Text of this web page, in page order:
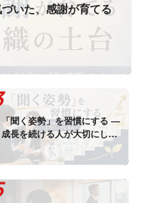
いた、感謝が育てる
「聞く姿勢」を習慣にする ―
成長を続ける人が大切にして
いること